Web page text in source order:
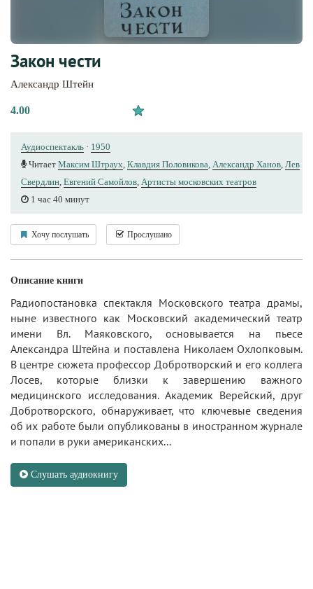
Закон чести
Александр Штейн
4.00
Аудиоспектакль · 1950
Читает Максим Штраух Клавдия Половикова Александр Ханов Лев
Свердлин Евгений Самойлов Артисты московских театров
1 час 40 минут
Хочу послушать Прослушано
Описание книги
Радиопостановка спектакля Московского театра драмы,
ныне известного как Московский академический театр
имени Вл. Маяковского, основывается на пьесе
Александра Штейна и поставлена Николаем Охлопковым.
В центре сюжета профессор Добротворский и его коллега
Лосев, которые близки к завершению важного
медицинского исследования. Академик Верейский, друг
Добротворского, обнаруживает, что ключевые сведения
об их работе были опубликованы в иностранном журнале
и попали в руки американских...
Слушать аудиокнигу